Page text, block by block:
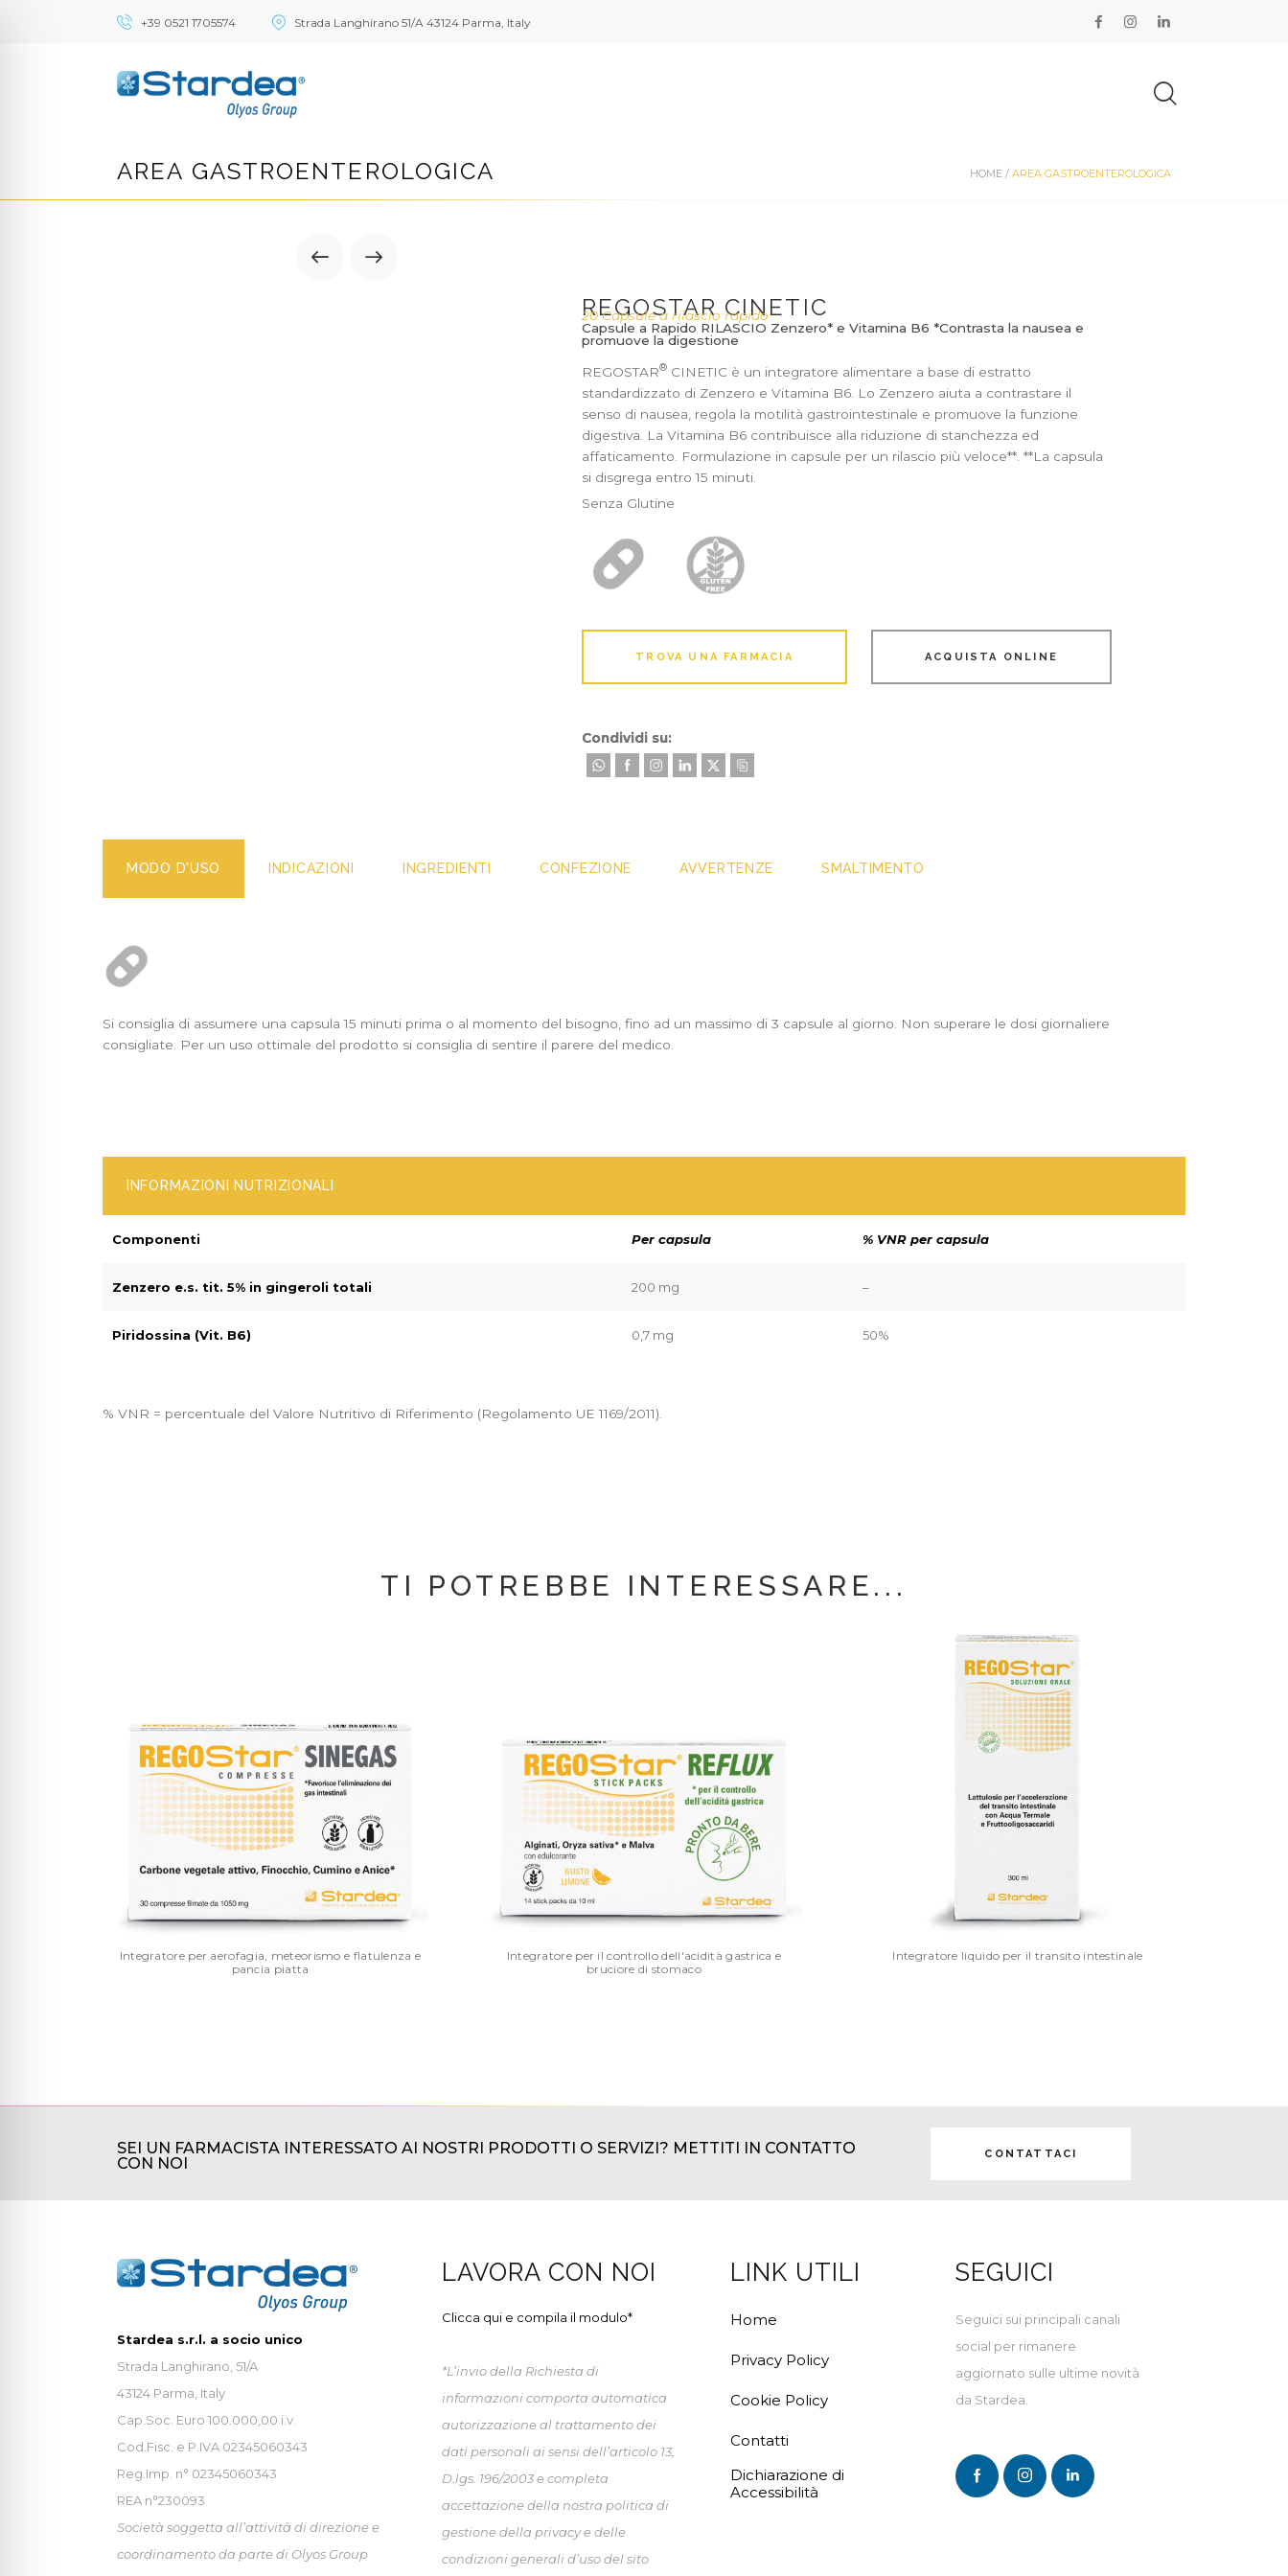
+39 0521 1705574 Strada Langhirano 51/A 43124 Parma, Italy
AREA GASTROENTEROLOGICA HOME / AREA GASTROENTEROLOGICA
REGOSTAR CINETIC
20 Capsule a rilascio rapido
Capsule a Rapido RILASCIO Zenzero* e Vitamina B6 *Contrasta la nausea e
promuove la digestione
REGOSTAR® CINETIC è un integratore alimentare a base di estratto
standardizzato di Zenzero e Vitamina B6. Lo Zenzero aiuta a contrastare il
senso di nausea, regola la motilità gastrointestinale e promuove la funzione
digestiva. La Vitamina B6 contribuisce alla riduzione di stanchezza ed
affaticamento. Formulazione in capsule per un rilascio più veloce**. **La capsula
si disgrega entro 15 minuti.
Senza Glutine
TROVA UNA FARMACIA ACQUISTA ONLINE
Condividi su:
MODO D'USO INDICAZIONI INGREDIENTI CONFEZIONE AVVERTENZE SMALTIMENTO
Si consiglia di assumere una capsula 15 minuti prima o al momento del bisogno, fi­no ad un massimo di 3 capsule al giorno. Non superare le dosi giornaliere
consigliate. Per un uso ottimale del prodotto si consiglia di sentire il parere del medico.
INFORMAZIONI NUTRIZIONALI
Componenti Per capsula % VNR per capsula
Zenzero e.s. tit. 5% in gingeroli totali 200 mg –
Piridossina (Vit. B6) 0,7 mg 50%
% VNR = percentuale del Valore Nutritivo di Riferimento (Regolamento UE 1169/2011).
TI POTREBBE INTERESSARE...
Integratore per aerofagia, meteorismo e flatulenza e
pancia piatta
Integratore per il controllo dell'acidità gastrica e
bruciore di stomaco
Integratore liquido per il transito intestinale
SEI UN FARMACISTA INTERESSATO AI NOSTRI PRODOTTI O SERVIZI? METTITI IN CONTATTO
CON NOI
CONTATTACI
Stardea s.r.l. a socio unico
Strada Langhirano, 51/A
43124 Parma, Italy
Cap.Soc. Euro 100.000,00 i.v.
Cod.Fisc. e P.IVA 02345060343
Reg.Imp. n° 02345060343
REA n°230093
Società soggetta all’attività di direzione e
coordinamento da parte di Olyos Group
LAVORA CON NOI
Clicca qui e compila il modulo*
*L’invio della Richiesta di
informazioni comporta automatica
autorizzazione al trattamento dei
dati personali ai sensi dell’articolo 13,
D.lgs. 196/2003 e completa
accettazione della nostra politica di
gestione della privacy e delle
condizioni generali d’uso del sito
LINK UTILI
Home
Privacy Policy
Cookie Policy
Contatti
Dichiarazione di
Accessibilità
SEGUICI
Seguici sui principali canali
social per rimanere
aggiornato sulle ultime novità
da Stardea.